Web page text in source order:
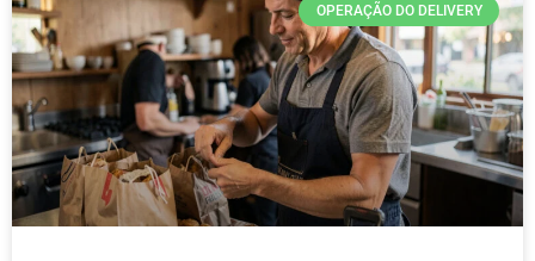
OPERAÇÃO DO DELIVERY